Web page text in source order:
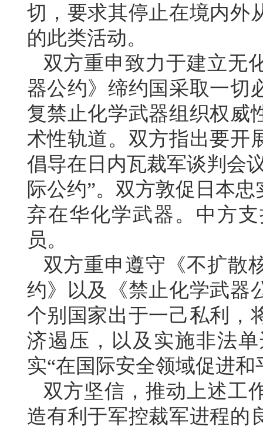
切，要求其停止在境内外
的此类活动。
双方重申致力于建立无
器公约》缔约国采取一切
复禁止化学武器组织权威
术性轨道。双方指出要开
倡导在日内瓦裁军谈判会
际公约”。双方敦促日本
弃在华化学武器。中方
员。
双方重申遵守《不扩散
约》以及《禁止化学武器
个别国家出于一己私利，
济遏压，以及实施非法
实“在国际安全领域促进
双方坚信，推动上述工
造有利于军控裁军进程的